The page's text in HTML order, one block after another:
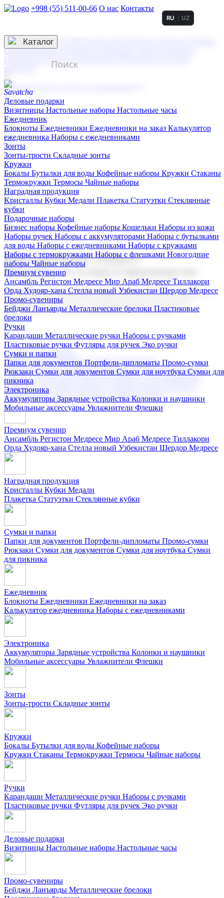
+998 (55) 511-00-66 О нас Контакты
3D гравировка
смолой (Doming)
гравировка твердая
тиснение
RU UZ
☰
Контакты
Каталог
Деловые подарки
Визитницы Настольные наборы Настольные часы
Ежедневник
Блокноты Ежедневники Ежедневники на заказ Калькулятор
ежедневника Наборы с ежедневниками
Зонты
Зонты-трости Складные зонты
Кружки
Бокалы Бутылки для воды Кофейные наборы Кружки Стаканы
Термокружки Термосы Чайные наборы
Наградная продукция
Kристаллы Кубки Медали Плакетка Статуэтки Стеклянные
кубки
Подарочные наборы
Бизнес наборы Кофейные наборы Кошельки Наборы из кожи
Наборы ручек Наборы с аккумуляторами Наборы с бутылками
для воды Наборы с ежедневниками Наборы с кружками
Наборы с термокружками Наборы с флешками Новогодние
наборы Чайные наборы
Премиум сувенир
Ансамбль Регистон Медресе Мир Араб Медресе Тиллакори
Орда Худояр-хана Стелла новый Узбекистан Шердор Медресе
Промо-сувениры
Бейджи Ланъярды Металлические брелоки Пластиковые
брелоки
Ручки
Карандаши Металлические ручки Наборы с ручками
Пластиковые ручки Футляры для ручек Эко ручки
Сумки и папки
Папки для документов Портфели-дипломаты Промо-сумки
Рюкзаки Сумки для документов Сумки для ноутбука Сумки для
пикника
Электроника
Аккумуляторы Зарядные устройства Колонки и наушники
Мобильные аксессуары Увлажнители Флешки
Корпоративные подарки
Поставка со склада и производство
Мы предлагаем широкий выбор корпоративных подарков и
сувениров с логотипом. В нашем каталоге вы найдете
продукцию для бизнеса, мероприятия и клиентов.
Подарочные наборы
Бизнес наборыКофейные наборы Кошельки
Наборы из кожиНаборы ручекНаборы с аккумуляторами
Наборы с бутылками для воды
Наборы с ежедневниками
Наборы с кружками
флешкамиНовогодние наборыЧайные наборы
Премиум сувенир
Ансамбль Регистон Медресе Мир Араб Медресе Тиллакори
Орда Худояр-хана Стелла новый Узбекистан Шердор Медресе
Наградная продукция
Kристаллы Кубки Медали
Плакетка Статуэтки Стеклянные кубки
Сумки и папки
Папки для документов Портфели-дипломаты Промо-сумки
Рюкзаки Сумки для документов Сумки для ноутбука Сумки
для пикника
Ежедневник
Блокноты Ежедневники Ежедневники на заказ
Калькулятор ежедневника Наборы с ежедневниками
Электроника
Аккумуляторы Зарядные устройства Колонки и наушники
Мобильные аксессуары Увлажнители Флешки
Зонты
Зонты-трости Складные зонты
Кружки
Бокалы Бутылки для воды Кофейные наборы
Кружки Стаканы Термокружки Термосы Чайные наборы
Ручки
Карандаши Металлические ручки Наборы с ручками
Пластиковые ручки Футляры для ручек Эко ручки
Деловые подарки
Визитницы Настольные наборы Настольные часы
Промо-сувениры
Бейджи Ланъярды Металлические брелоки